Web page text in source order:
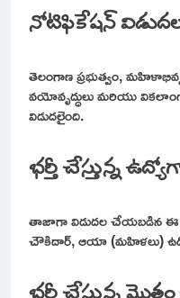
నోటిఫికేషన్
తెలంగాణ ప్రభుత్వం,
వయోవృద్ధులు మరియు
విడుదలైంది.
భర్తీ చేస్తున్న
తాజాగా విడుదల చేయబడిన ఈ
చౌకిదార్, ఆయా (మహిళలు)